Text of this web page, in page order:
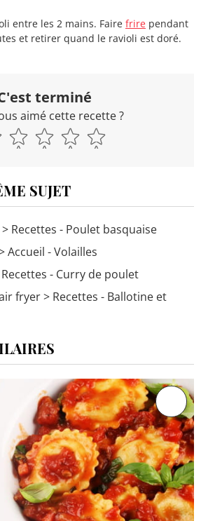
entre les 2 mains. Faire frire pendant
et retirer quand le ravioli est doré.
terminé
aimé cette recette ?
SUJET
> Recettes - Poulet basquaise
Accueil - Volailles
- Curry de poulet
fryer> Recettes - Ballotine et